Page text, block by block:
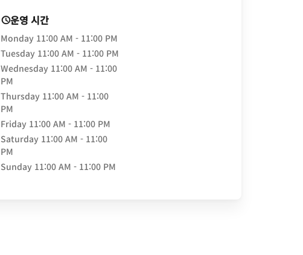
운영 시간
Monday 11:00 AM - 11:00 PM
Tuesday 11:00 AM - 11:00 PM
Wednesday 11:00 AM - 11:00
PM
Thursday 11:00 AM - 11:00
PM
Friday 11:00 AM - 11:00 PM
Saturday 11:00 AM - 11:00
PM
Sunday 11:00 AM - 11:00 PM